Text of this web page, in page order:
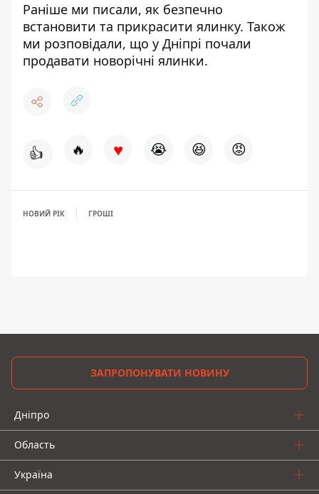
Раніше ми писали, як безпечно
встановити та прикрасити ялинку. Також
ми розповідали, що у Дніпрі почали
продавати новорічні ялинки.
👍 🔥 ♥ 😭 😆 😡
НОВИЙ РІК ГРОШІ
ЗАПРОПОНУВАТИ НОВИНУ
Дніпро
Область
Україна